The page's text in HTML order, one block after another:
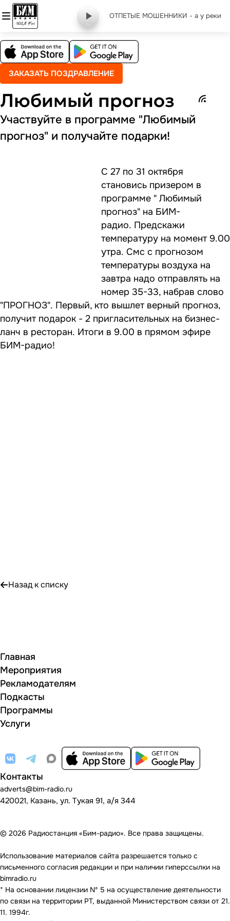
ОТПЕТЫЕ МОШЕННИКИ - а у реки
ЗАКАЗАТЬ ПОЗДРАВЛЕНИЕ
Любимый прогноз
Участвуйте в программе "Любимый
прогноз" и получайте подарки!
С 27 по 31 октября
становись призером в
программе " Любимый
прогноз" на БИМ-
радио. Предскажи
температуру на момент 9.00
утра. Смс с прогнозом
температуры воздуха на
завтра надо отправлять на
номер 35-33, набрав слово
"ПРОГНОЗ". Первый, кто вышлет верный прогноз,
получит подарок - 2 пригласительных на бизнес-
ланч в ресторан. Итоги в 9.00 в прямом эфире
БИМ-радио!
Назад к списку
Главная
Мероприятия
Рекламодателям
Подкасты
Программы
Услуги
Контакты
adverts@bim-radio.ru
420021, Казань, ул. Тукая 91, а/я 344
© 2026 Радиостанция «Бим-радио». Все права защищены.
Использование материалов сайта разрешается только с
письменного согласия редакции и при наличии гиперссылки на
bimradio.ru
* На основании лицензии Nº 5 на осуществление деятельности
по связи на территории РТ, выданной Министерством связи от 21.
11. 1994г.